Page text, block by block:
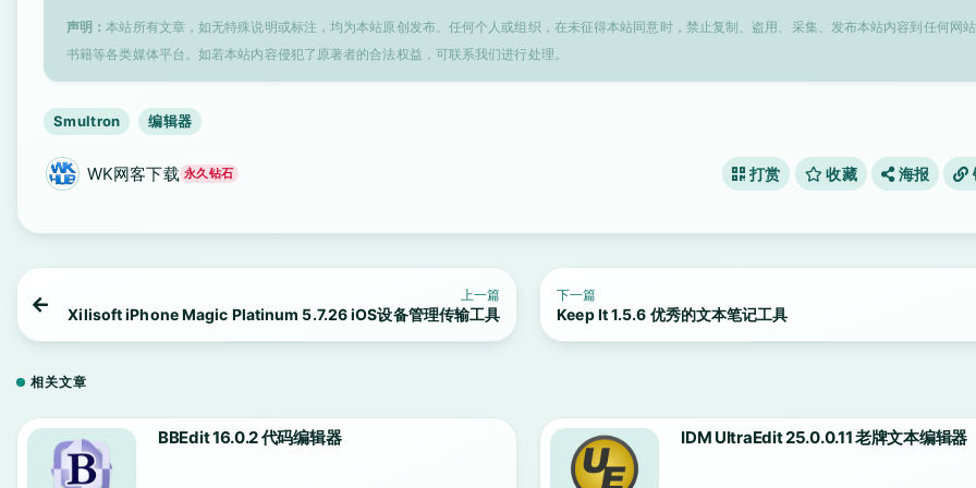
声明：本站所有文章，如无特殊说明或标注，均为本站原创发布。任何个人或组织，在未征得本站同意时，禁止复制、盗用、采集、发布本站内容到任何网
书籍等各类媒体平台。如若本站内容侵犯了原著者的合法权益，可联系我们进行处理。
Smultron 编辑器
WK网客下载 永久钻石 打赏 收藏 海报
上一篇
Xilisoft iPhone Magic Platinum 5.7.26 iOS设备管理传输工具
下一篇
Keep It 1.5.6 优秀的文本笔记工具
相关文章
BBEdit 16.0.2 代码编辑器 IDM UltraEdit 25.0.0.11 老牌文本编辑器